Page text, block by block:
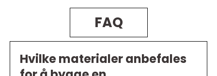
FAQ
Hvilke materialer anbefales